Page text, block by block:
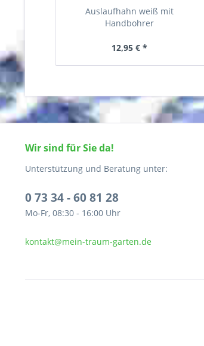
Auslaufhahn weiß mit
Handbohrer
12,95 € *
Wir sind für Sie da!
Unterstützung und Beratung unter:
0 73 34 - 60 81 28
Mo-Fr, 08:30 - 16:00 Uhr
kontakt@mein-traum-garten.de